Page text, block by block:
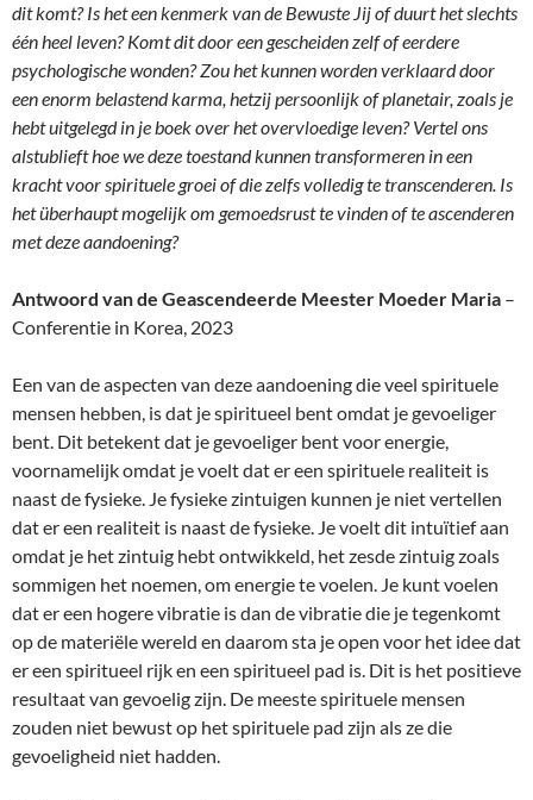
dit komt? Is het een kenmerk van de Bewuste Jij of duurt het slechts
één heel leven? Komt dit door een gescheiden zelf of eerdere
psychologische wonden? Zou het kunnen worden verklaard door
een enorm belastend karma, hetzij persoonlijk of planetair, zoals je
hebt uitgelegd in je boek over het overvloedige leven? Vertel ons
alstublieft hoe we deze toestand kunnen transformeren in een
kracht voor spirituele groei of die zelfs volledig te transcenderen. Is
het überhaupt mogelijk om gemoedsrust te vinden of te ascenderen
met deze aandoening?
Antwoord van de Geascendeerde Meester Moeder Maria –
Conferentie in Korea, 2023
Een van de aspecten van deze aandoening die veel spirituele
mensen hebben, is dat je spiritueel bent omdat je gevoeliger
bent. Dit betekent dat je gevoeliger bent voor energie,
voornamelijk omdat je voelt dat er een spirituele realiteit is
naast de fysieke. Je fysieke zintuigen kunnen je niet vertellen
dat er een realiteit is naast de fysieke. Je voelt dit intuïtief aan
omdat je het zintuig hebt ontwikkeld, het zesde zintuig zoals
sommigen het noemen, om energie te voelen. Je kunt voelen
dat er een hogere vibratie is dan de vibratie die je tegenkomt
op de materiële wereld en daarom sta je open voor het idee dat
er een spiritueel rijk en een spiritueel pad is. Dit is het positieve
resultaat van gevoelig zijn. De meeste spirituele mensen
zouden niet bewust op het spirituele pad zijn als ze die
gevoeligheid niet hadden.